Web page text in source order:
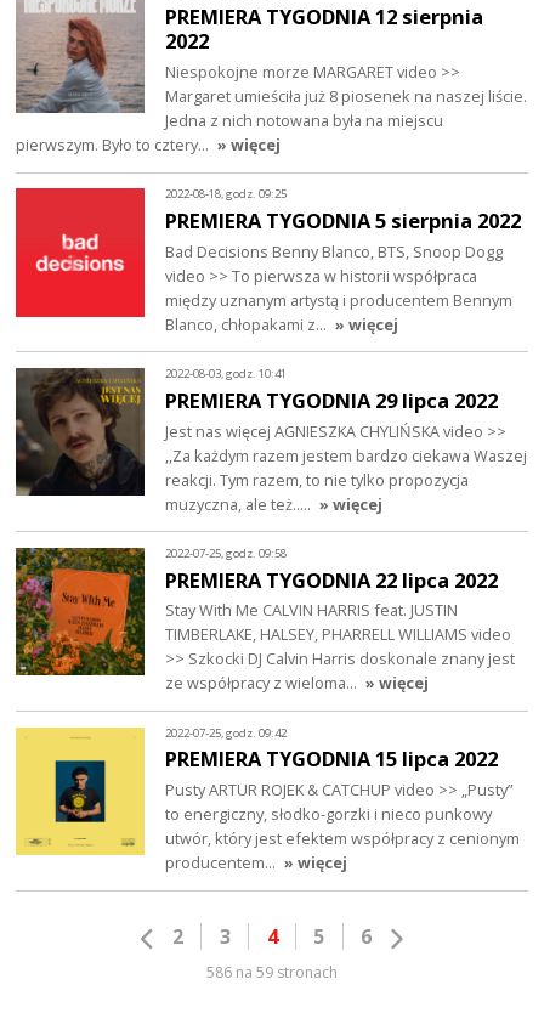
PREMIERA TYGODNIA 12 sierpnia
2022
Niespokojne morze MARGARET video >>
Margaret umieściła już 8 piosenek na naszej liście.
Jedna z nich notowana była na miejscu
pierwszym. Było to cztery… » więcej
2022-08-18, godz. 09:25
PREMIERA TYGODNIA 5 sierpnia 2022
Bad Decisions Benny Blanco, BTS, Snoop Dogg
video >> To pierwsza w historii współpraca
między uznanym artystą i producentem Bennym
Blanco, chłopakami z… » więcej
2022-08-03, godz. 10:41
PREMIERA TYGODNIA 29 lipca 2022
Jest nas więcej AGNIESZKA CHYLIŃSKA video >>
,,Za każdym razem jestem bardzo ciekawa Waszej
reakcji. Tym razem, to nie tylko propozycja
muzyczna, ale też..… » więcej
2022-07-25, godz. 09:58
PREMIERA TYGODNIA 22 lipca 2022
Stay With Me CALVIN HARRIS feat. JUSTIN
TIMBERLAKE, HALSEY, PHARRELL WILLIAMS video
>> Szkocki DJ Calvin Harris doskonale znany jest
ze współpracy z wieloma… » więcej
2022-07-25, godz. 09:42
PREMIERA TYGODNIA 15 lipca 2022
Pusty ARTUR ROJEK & CATCHUP video >> „Pusty”
to energiczny, słodko-gorzki i nieco punkowy
utwór, który jest efektem współpracy z cenionym
producentem… » więcej
2 3 4 5 6
586 na 59 stronach